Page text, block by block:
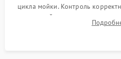
цикла мойки. Контроль
до нужной температуры,
штатного слива и